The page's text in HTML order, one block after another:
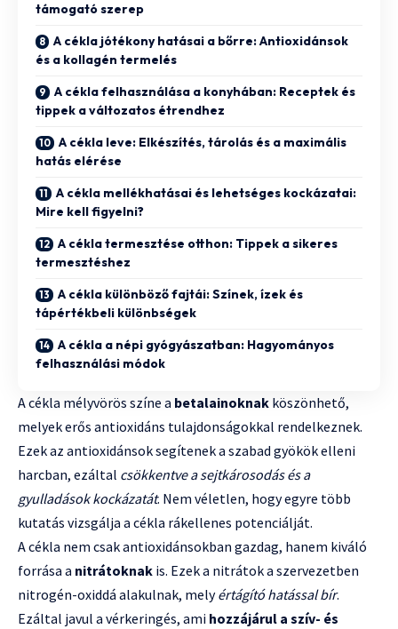
támogató szerep
A cékla jótékony hatásai a bőrre: Antioxidánsok
és a kollagén termelés
A cékla felhasználása a konyhában: Receptek és
tippek a változatos étrendhez
A cékla leve: Elkészítés, tárolás és a maximális
hatás elérése
A cékla mellékhatásai és lehetséges kockázatai:
Mire kell figyelni?
A cékla termesztése otthon: Tippek a sikeres
termesztéshez
A cékla különböző fajtái: Színek, ízek és
tápértékbeli különbségek
A cékla a népi gyógyászatban: Hagyományos
felhasználási módok
A cékla mélyvörös színe a betalainoknak köszönhető,
melyek erős antioxidáns tulajdonságokkal rendelkeznek.
Ezek az antioxidánsok segítenek a szabad gyökök elleni
harcban, ezáltal csökkentve a sejtkárosodás és a
gyulladások kockázatát. Nem véletlen, hogy egyre több
kutatás vizsgálja a cékla rákellenes potenciálját.
A cékla nem csak antioxidánsokban gazdag, hanem kiváló
forrása a nitrátoknak is. Ezek a nitrátok a szervezetben
nitrogén-oxiddá alakulnak, melyértágító hatással bír.
Ezáltal javul a vérkeringés, ami hozzájárul a szív- és